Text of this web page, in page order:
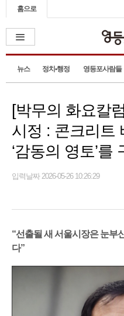
홈으로
뉴스 정치•행정 영등포사람들
[박무의 화요칼
시정 : 콘크리트
‘감동의 영토’를
입력날짜 2026-05-26 10:26:29
“선출될 새 서울시장은 눈부
다”